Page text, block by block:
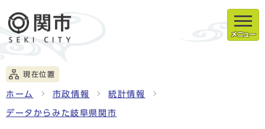
メニュー
現在位置
ホーム 市政情報 統計情報
データからみた岐阜県関市